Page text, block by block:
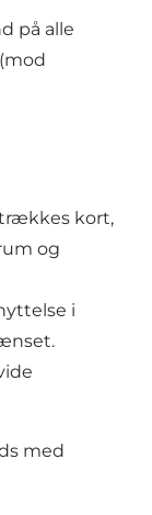
på alle
kort,
og
i
med